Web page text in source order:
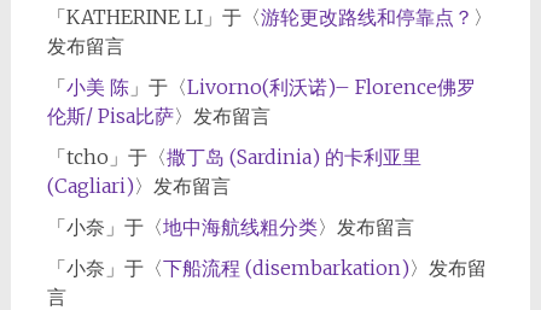
「KATHERINE LI」于〈游轮更改路线和停靠点？ 〉
发布留言
「小美 陈」于〈Livorno(利沃诺)– Florence佛罗
伦斯/ Pisa比萨〉发布留言
「tcho 」于〈撒丁岛 (Sardinia) 的卡利亚里
(Cagliari)〉发布留言
「小奈 」于〈地中海航线粗分类〉发布留言
「小奈 」于〈下船流程 (disembarkation)〉发布留
言